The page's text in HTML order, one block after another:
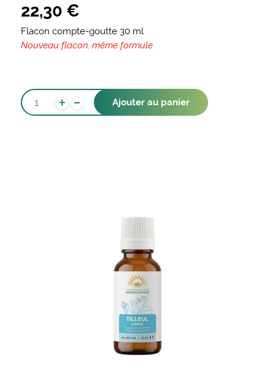
22,30 €
Flacon compte-goutte 30 ml
Nouveau flacon, même formule
QUANTITÉ
DE
+ - Ajouter au panier